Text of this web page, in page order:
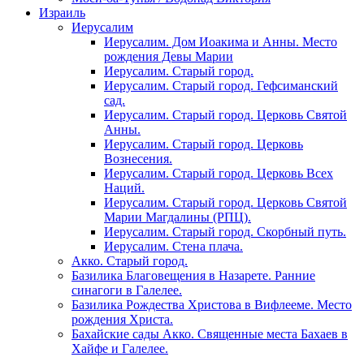
Израиль
Иерусалим
Иерусалим. Дом Иоакима и Анны. Место
рождения Девы Марии
Иерусалим. Старый город.
Иерусалим. Старый город. Гефсиманский
сад.
Иерусалим. Старый город. Церковь Святой
Анны.
Иерусалим. Старый город. Церковь
Вознесения.
Иерусалим. Старый город. Церковь Всех
Наций.
Иерусалим. Старый город. Церковь Святой
Марии Магдалины (РПЦ).
Иерусалим. Старый город. Скорбный путь.
Иерусалим. Стена плача.
Акко. Старый город.
Базилика Благовещения в Назарете. Ранние
синагоги в Галелее.
Базилика Рождества Христова в Вифлееме. Место
рождения Христа.
Бахайские сады Акко. Священные места Бахаев в
Хайфе и Галелее.